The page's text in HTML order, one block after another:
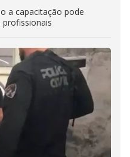
a capacitação pode